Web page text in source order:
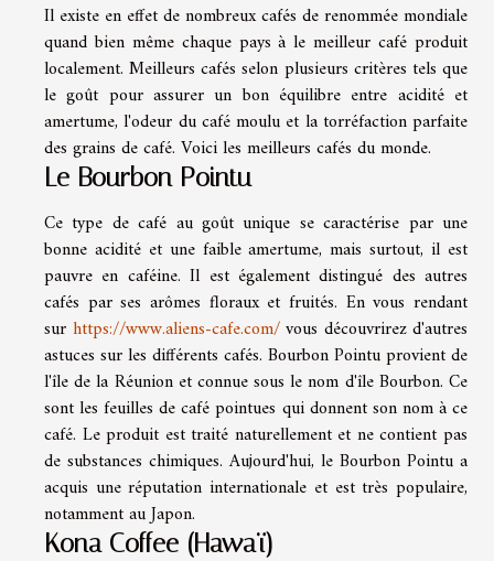
Il existe en effet de nombreux cafés de renommée mondiale
quand bien même chaque pays à le meilleur café produit
localement. Meilleurs cafés selon plusieurs critères tels que
le goût pour assurer un bon équilibre entre acidité et
amertume, l'odeur du café moulu et la torréfaction parfaite
des grains de café. Voici les meilleurs cafés du monde.
Le Bourbon Pointu
Ce type de café au goût unique se caractérise par une
bonne acidité et une faible amertume, mais surtout, il est
pauvre en caféine. Il est également distingué des autres
cafés par ses arômes floraux et fruités. En vous rendant
sur https://www.aliens-cafe.com/vous découvrirez d'autres
astuces sur les différents cafés. Bourbon Pointu provient de
l'île de la Réunion et connue sous le nom d'île Bourbon. Ce
sont les feuilles de café pointues qui donnent son nom à ce
café. Le produit est traité naturellement et ne contient pas
de substances chimiques. Aujourd'hui, le Bourbon Pointu a
acquis une réputation internationale et est très populaire,
notamment au Japon.
Kona Coffee (Hawaï)